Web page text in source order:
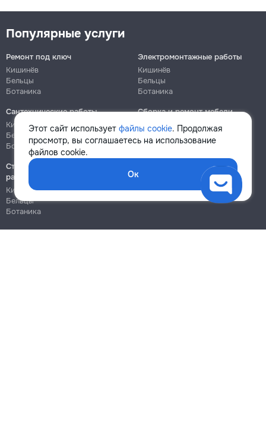
Этот сайт использует файлы cookie. Продолжая
просмотр, вы соглашаетесь на использование
файлов cookie.
Ок
Популярные услуги
Ремонт под ключ
Кишинёв
Бельцы
Ботаника
Электромонтажные работы
Кишинёв
Бельцы
Ботаника
Сантехнические работы
Кишинёв
Бельцы
Ботаника
Сборка и ремонт мебели
Кишинёв
Ботаника
Строительно-монтажные
работы
Кишинёв
Бельцы
Ботаника